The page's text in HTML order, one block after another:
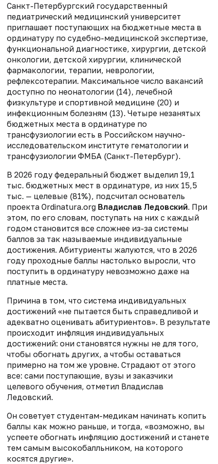
Санкт-Петербургский государственный
педиатрический медицинский университет
приглашает поступающих на бюджетные места в
ординатуру по судебно-медицинской экспертизе,
функциональной диагностике, хирургии, детской
онкологии, детской хирургии, клинической
фармакологии, терапии, неврологии,
рефлексотерапии. Максимальное число вакансий
доступно по неонатологии (14), лечебной
физкультуре и спортивной медицине (20) и
инфекционным болезням (13). Четыре незанятых
бюджетных места в ординатуре по
трансфузиологии есть в Российском научно-
исследовательском институте гематологии и
трансфузиологии ФМБА (Санкт-Петербург).
В 2026 году федеральный бюджет выделил 19,1
тыс. бюджетных мест в ординатуре, из них 15,5
тыс. — целевые (81%), подсчитал основатель
проекта Ordinatura.org Владислав Ледовский. При
этом, по его словам, поступать на них с каждый
годом становится все сложнее из-за системы
баллов за так называемые индивидуальные
достижения. Абитуриенты жалуются, что в 2026
году проходные баллы настолько выросли, что
поступить в ординатуру невозможно даже на
платные места.
Причина в том, что система индивидуальных
достижений «не пытается быть справедливой и
адекватно оценивать абитуриентов». В результате
происходит инфляция индивидуальных
достижений: они становятся нужны не для того,
чтобы обогнать других, а чтобы оставаться
примерно на том же уровне. Страдают от этого
все: сами поступающие, вузы и заказчики
целевого обучения, отметил Владислав
Ледовский.
Он советует студентам-медикам начинать копить
баллы как можно раньше, и тогда, «возможно, вы
успеете обогнать инфляцию достижений и станете
тем самым высокобалльником, на которого
косятся другие».